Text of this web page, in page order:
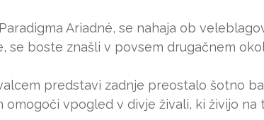
Ariadné, se nahaja ob
se boste znašli v povsem drugačnem
predstavi zadnje preostalo šotno
vpogled v divje živali, ki živijo na